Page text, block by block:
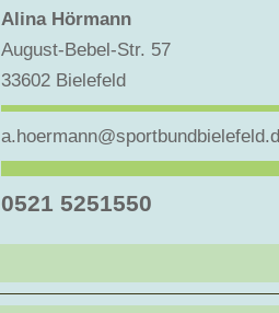
Alina Hörmann
August-Bebel-Str. 57
33602 Bielefeld
0521 5251550